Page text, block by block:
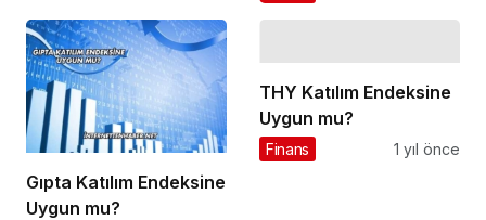
Gıpta Katılım Endeksine
Uygun mu?
THY Katılım Endeksine
Uygun mu?
Finans 1 yıl önce